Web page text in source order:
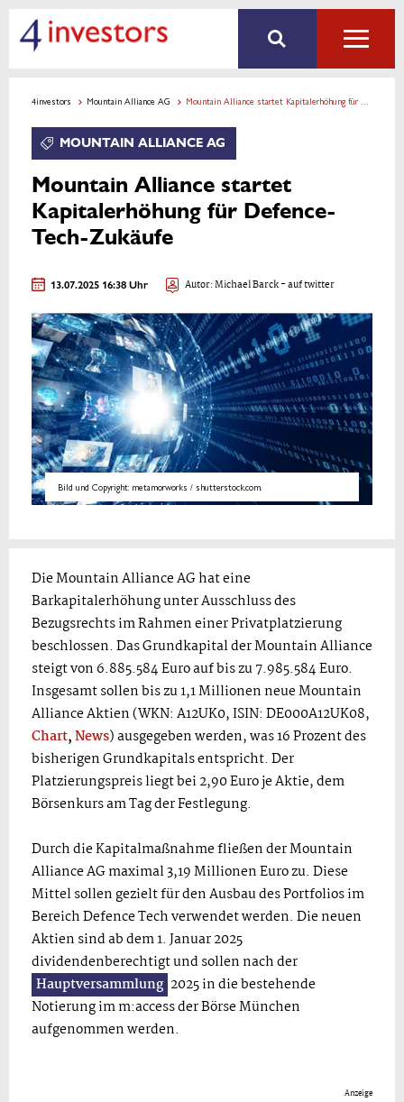
4investors Mountain Alliance AG Mountain Alliance startet Kapitalerhöhung für Defence-Tech-Zukäufe
MOUNTAIN ALLIANCE AG
Mountain Alliance startet
Kapitalerhöhung für Defence-
Tech-Zukäufe
13.07.2025 16:38 Uhr Autor:Michael Barck- auf twitter
Bild und Copyright: metamorworks / shutterstock.com.
Die Mountain Alliance AG hat eine
Barkapitalerhöhung unter Ausschluss des
Bezugsrechts im Rahmen einer Privatplatzierung
beschlossen. Das Grundkapital der Mountain Alliance
steigt von 6.885.584 Euro auf bis zu 7.985.584 Euro.
Insgesamt sollen bis zu 1,1 Millionen neue Mountain
Alliance Aktien (WKN: A12UK0, ISIN: DE000A12UK08,
Chart,News) ausgegeben werden, was 16 Prozent des
bisherigen Grundkapitals entspricht. Der
Platzierungspreis liegt bei 2,90 Euro je Aktie, dem
Börsenkurs am Tag der Festlegung.
Durch die Kapitalmaßnahme fließen der Mountain
Alliance AG maximal 3,19 Millionen Euro zu. Diese
Mittel sollen gezielt für den Ausbau des Portfolios im
Bereich Defence Tech verwendet werden. Die neuen
Aktien sind ab dem 1. Januar 2025
dividendenberechtigt und sollen nach der
Hauptversammlung 2025 in die bestehende
Notierung im m:access der Börse München
aufgenommen werden.
Anzeige